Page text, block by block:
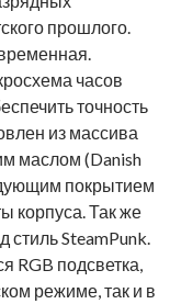
прошлого.
часов
точность
из массива
маслом (Danish
покрытием
корпуса. Так же
стиль SteamPunk.
RGB подсветка,
режиме, так и в